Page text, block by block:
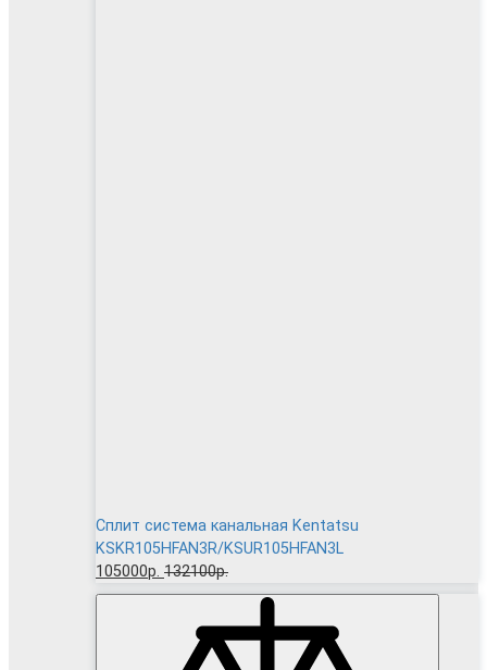
Сплит система канальная Kentatsu
KSKR105HFAN3R/KSUR105HFAN3L
105000р. 132100р.